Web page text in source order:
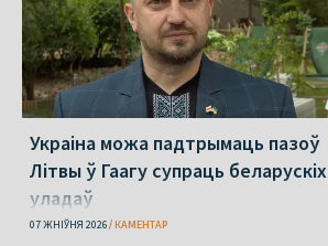
Украіна можа падтрымаць пазоў
Літвы ў Гаагу супраць беларускіх
уладаў
07 ЖНІЎНЯ 2026 КАМЕНТАР